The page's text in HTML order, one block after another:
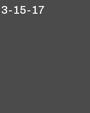
3-15-17